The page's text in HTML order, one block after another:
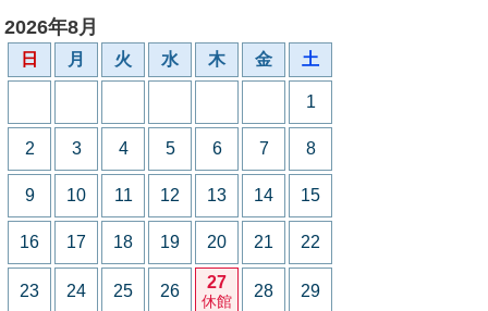
2026年8月
日 月 火 水 木 金 土
1
2 3 4 5 6 7 8
9 10 11 12 13 14 15
16 17 18 19 20 21 22
23 24 25 26 27
休館
28 29